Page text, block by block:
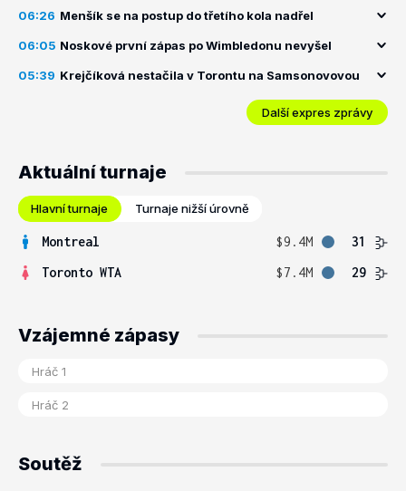
06:26 Menšík se na postup do třetího kola nadřel
06:05 Noskové první zápas po Wimbledonu nevyšel
05:39 Krejčíková nestačila v Torontu na Samsonovovou
Další expres zprávy
Aktuální turnaje
Hlavní turnaje Turnaje nižší úrovně
Montreal $9.4M
31
Toronto WTA
$7.4M 29
Vzájemné zápasy
Soutěž